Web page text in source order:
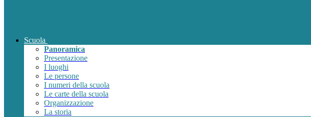
Scuola
Panoramica
Presentazione
I luoghi
Le persone
I numeri della scuola
Le carte della scuola
Organizzazione
La storia